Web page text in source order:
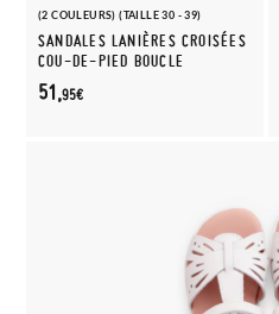
(2 COULEURS) (TAILLE 30 - 39)
SANDALES LANIÈRES CROISÉES
COU-DE-PIED BOUCLE
51,95€